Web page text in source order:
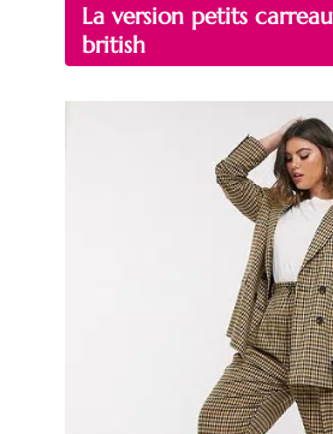
La version petits
british